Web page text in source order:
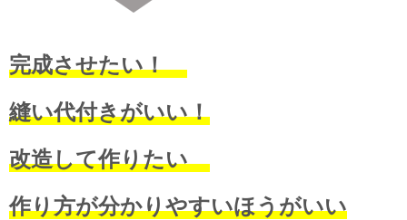
完成させたい！
縫い代付きがいい！
改造して作りたい
作り方が分かりやすいほうがいい